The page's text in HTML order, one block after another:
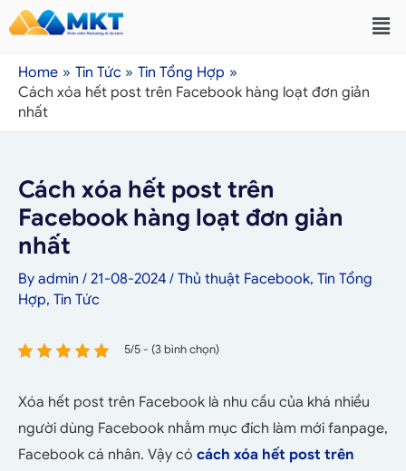
Home Tin Tức
Tin Tổng Hợp
Cách xóa hết post trên Facebook hàng loạt đơn giản
nhất
Cách xóa hết post trên
Facebook hàng loạt đơn giản
nhất
By admin / 21-08-2024 / Thủ thuật Facebook, Tin Tổng
Hợp, Tin Tức
5/5 - (3 bình chọn)
Xóa hết post trên Facebook là nhu cầu của khá nhiều
người dùng Facebook nhằm mục đích làm mới fanpage,
Facebook cá nhân. Vậy có cách xóa hết post trên